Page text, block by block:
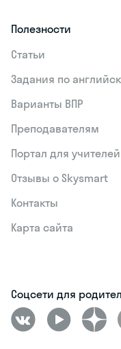
Полезности
Статьи
Задания по
Варианты ВПР
Преподавателям
Портал для учителей
Отзывы о Skysmart
Контакты
Карта сайта
Соцсети для